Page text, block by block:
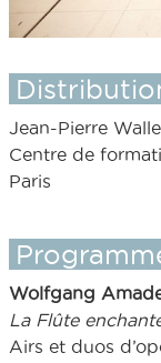
Jean-Pierre
Centre de
Paris
Wolfgang
La Flûte
Airs et duos